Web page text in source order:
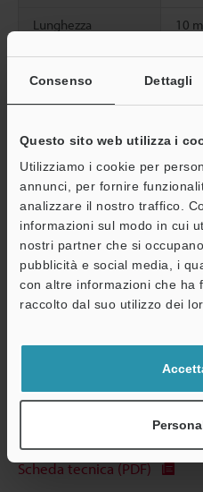
Consenso Dettagli
Questo sito web utilizza i
Utilizziamo i cookie per
annunci, per fornire
analizzare il nostro traffico.
informazioni sul modo in cui
nostri partner che si
pubblicità e social media, i
con altre informazioni che ha
raccolto dal suo utilizzo dei
Lunghezza 10 m
Materiale
Scheda tecnica (PDF)
Altri modelli
Scarica catalogo
Scheda tecnica (PDF)